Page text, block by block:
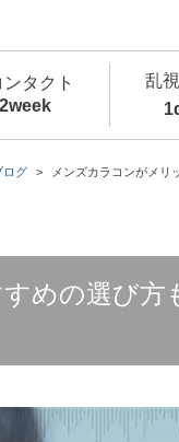
ログ メンズカラコンがメリ
めの選び方
タクト
乱